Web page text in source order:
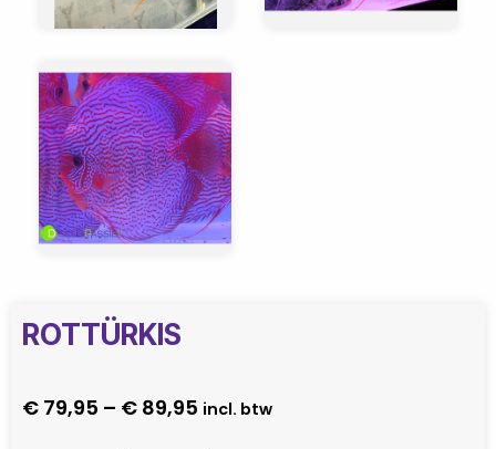
ROTTÜRKIS
€ 79,95 – € 89,95 Preisspanne:
incl. btw